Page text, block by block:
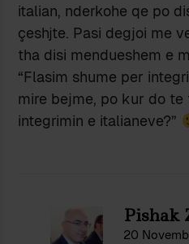
italian, nderkohe qe po
çeshjte. Pasi degjoi me
tha disi mendueshem e
“Flasim shume per
mire bejme, po kur do
integrimin e italianeve?”
Pishak
20